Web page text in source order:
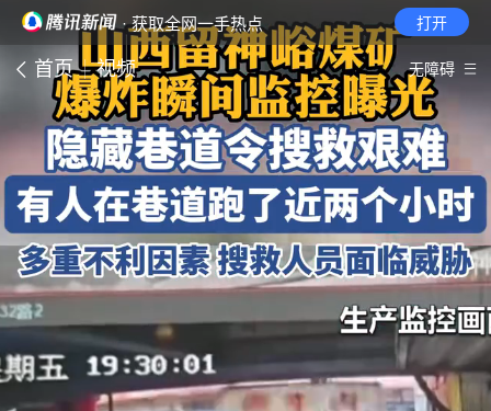
· 获取全网一手热点 打开
首页 视频 无障碍